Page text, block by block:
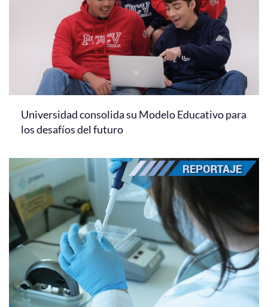
Universidad consolida su Modelo Educativo para
los desafíos del futuro